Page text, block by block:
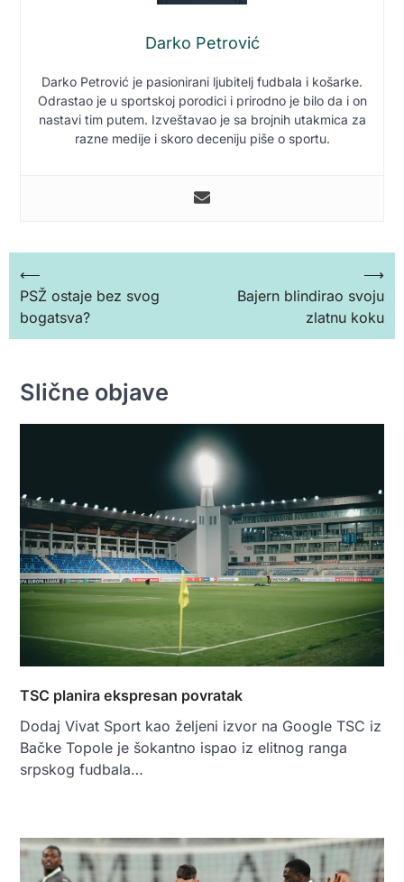
Darko Petrović
Darko Petrović je pasionirani ljubitelj fudbala i košarke.
Odrastao je u sportskoj porodici i prirodno je bilo da i on
nastavi tim putem. Izveštavao je sa brojnih utakmica za
razne medije i skoro deceniju piše o sportu.
Кретање
чланка
⟵
PSŽ ostaje bez svog
bogatsva?
Bajern blindirao svoju
zlatnu koku
⟶
Slične objave
TSC planira ekspresan povratak
Dodaj Vivat Sport kao željeni izvor na Google TSC iz
Bačke Topole je šokantno ispao iz elitnog ranga
srpskog fudbala…